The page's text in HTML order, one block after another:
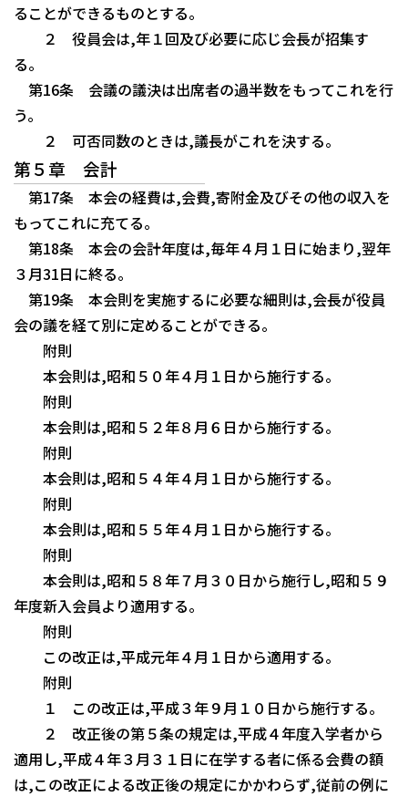
ることができるものとする。
２ 役員会は,年１回及び必要に応じ会長が招集す
る。
第16条 会議の議決は出席者の過半数をもってこれを行
う。
２ 可否同数のときは,議長がこれを決する。
第５章 会計
第17条 本会の経費は,会費,寄附金及びその他の収入を
もってこれに充てる。
第18条 本会の会計年度は,毎年４月１日に始まり,翌年
３月31日に終る。
第19条 本会則を実施するに必要な細則は,会長が役員
会の議を経て別に定めることができる。
附則
本会則は,昭和５０年４月１日から施行する。
附則
本会則は,昭和５２年８月６日から施行する。
附則
本会則は,昭和５４年４月１日から施行する。
附則
本会則は,昭和５５年４月１日から施行する。
附則
本会則は,昭和５８年７月３０日から施行し,昭和５９
年度新入会員より適用する。
附則
この改正は,平成元年４月１日から適用する。
附則
１ この改正は,平成３年９月１０日から施行する。
２ 改正後の第５条の規定は,平成４年度入学者から
適用し,平成４年３月３１日に在学する者に係る会費の額
は,この改正による改正後の規定にかかわらず,従前の例に